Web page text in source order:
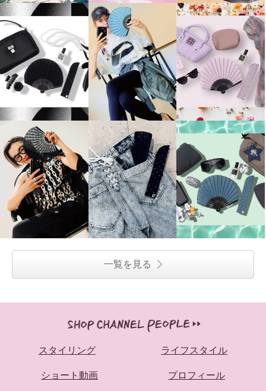
一覧を見る
スタイリング ライフスタイル
ショート動画 プロフィール